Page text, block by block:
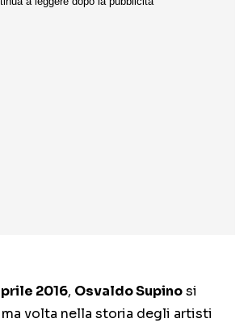
2016, Osvaldo Supinosi
volta nella storia degli artisti